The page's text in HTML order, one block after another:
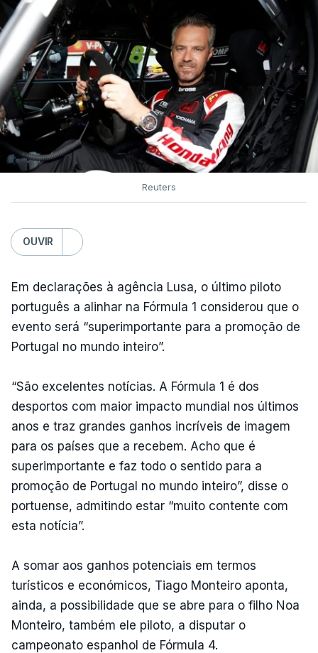
Reuters
OUVIR
Em declarações à agência Lusa, o último piloto
português a alinhar na Fórmula 1 considerou que o
evento será “superimportante para a promoção de
Portugal no mundo inteiro”.
“São excelentes notícias. A Fórmula 1 é dos
desportos com maior impacto mundial nos últimos
anos e traz grandes ganhos incríveis de imagem
para os países que a recebem. Acho que é
superimportante e faz todo o sentido para a
promoção de Portugal no mundo inteiro”, disse o
portuense, admitindo estar “muito contente com
esta notícia”.
A somar aos ganhos potenciais em termos
turísticos e económicos, Tiago Monteiro aponta,
ainda, a possibilidade que se abre para o filho Noa
Monteiro, também ele piloto, a disputar o
campeonato espanhol de Fórmula 4.